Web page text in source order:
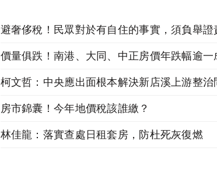
避奢侈稅！民眾對於有自住的事實，須負舉證
價量俱跌！南港、大同、中正房價年跌幅逾一
柯文哲：中央應出面根本解決新店溪上游整治
房市錦囊！今年地價稅該誰繳？
林佳龍：落實查處日租套房，防杜死灰復燃